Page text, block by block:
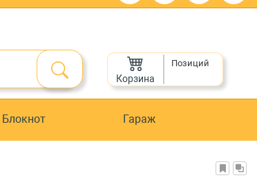
Корзина
Позиций
Блокнот Гараж